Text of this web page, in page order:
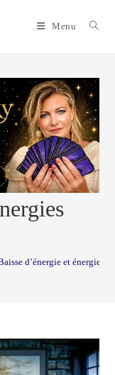
Menu
d’énergie et énergies